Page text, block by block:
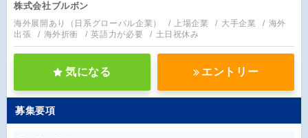
株式会社ブルボン
海外展開あり（日系グローバル企業） 上場企業 大手企業
海外
出張
海外折衝 英語力が必要 土日祝休み
気になる エントリー
募集要項